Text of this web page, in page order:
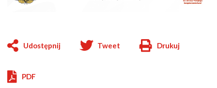
Udostępnij Tweet
Will
Drukuj
PDF